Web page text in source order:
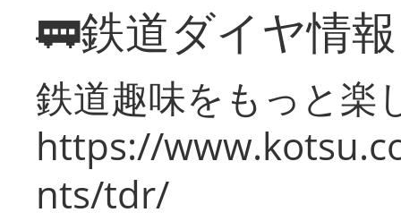
🚃鉄道ダイヤ情
鉄道趣味をもっと楽
https://
nts/tdr/